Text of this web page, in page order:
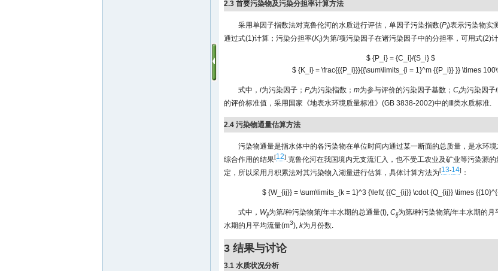
2.3 首要污染物及污染分担率计算方法
采用单因子指数法对克鲁伦河的水质进行评估，单因子污染指数(Pi)表示污染物实
通过式(1)计算；污染分担率(Ki)为第i项污染因子在诸污染因子中的分担率，可用式(2)
$ {P_i} = {C_i}/{S_i} $
$ {K_i} = \frac{{{P_i}}}{{\sum\limits_{i = 1}^m {{P_i}} }} \times
式中， i为污染因子； Pi为污染指数； m为参与评价的污染因子基数； Ci为污染因子i
的评价标准值，采用国家《地表水环境质量标准》(GB 3838-2002)中的Ⅲ类水质标准.
2.4 污染物通量估算方法
污染物通量是指水体中的各污染物在单位时间内通过某一断面的总质量，是水环
综合作用的结果[12].克鲁伦河在我国境内无支流汇入，也不受工农业及矿业等污染源
定，所以采用月积累法对其污染物入湖量进行估算，具体计算方法为[13-14] ：
$ {W_{ij}} = \sum\limits_{k = 1}^3 {\left( {{C_{ij}} \cdot {Q_{ij}} \times
式中， Wij为第i种污染物第j年丰水期的总通量(t), Cij为第i种污染物第j年丰水期的月
水期的月平均流量(m3), k为月份数.
3 结果与讨论
3.1 水质状况分析